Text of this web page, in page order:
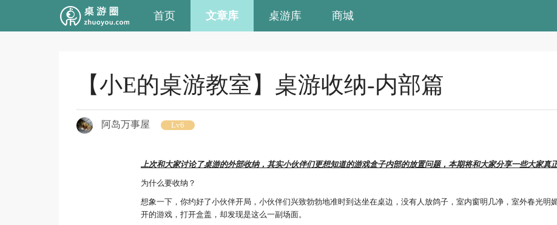
首页 文章库 桌游库 商城
【小E的桌游教室】桌游收纳-内部篇
阿岛万事屋 Lv6
上次和大家讨论了桌游的外部收纳，其实小伙伴们更想知道的游戏盒子内部的放置问题，本期将和大家分享一些大家真
为什么要收纳？
想象一下，你约好了小伙伴开局，小伙伴们兴致勃勃地准时到达坐在桌边，没有人放鸽子，室内窗明几净，室外春光明
开的游戏，打开盒盖，却发现是这么一副场面。